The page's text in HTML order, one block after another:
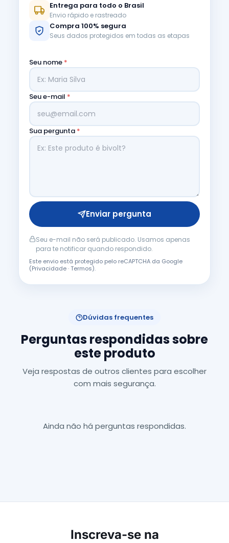
Entrega para todo o Brasil
Envio rápido e rastreado
Compra 100% segura
Seus dados protegidos em todas as etapas
Seu nome *
Seu e-mail *
Sua pergunta *
Enviar pergunta
Seu e-mail não será publicado. Usamos apenas
para te notificar quando respondido.
Este envio está protegido pelo reCAPTCHA da Google
(Privacidade·Termos).
Dúvidas frequentes
Perguntas respondidas sobre
este produto
Veja respostas de outros clientes para escolher
com mais segurança.
Ainda não há perguntas respondidas.
Inscreva-se na